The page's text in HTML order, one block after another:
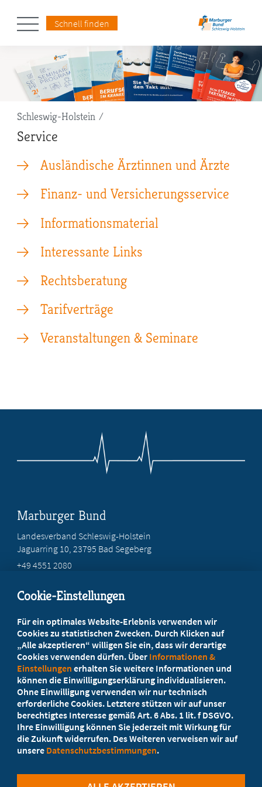
Schnell finden
Pfadnavigation
Schleswig-Holstein
Service
Ausländische Ärztinnen und Ärzte
Finanz- und Versicherungsservice
Informationsmaterial
Interessante Links
Rechtsberatung
Tarifverträge
Veranstaltungen & Seminare
Marburger Bund
Landesverband Schleswig-Holstein
Jaguarring 10 , 23795 Bad Segeberg
+49 4551 2080
Ihr Landesverband berät Sie!
Ansprechpartner
Werden Sie jetzt Mitglied
5 Vorteile einer MB-Mitgliedschaft
Cookie-Einstellungen
Für ein optimales Website-Erlebnis verwenden wir
Cookies zu statistischen Zwecken. Durch Klicken auf
„Alle akzeptieren“ willigen Sie ein, dass wir derartige
Cookies verwenden dürfen. Über Informationen &
Einstellungen erhalten Sie weitere Informationen und
können die Einwilligungserklärung individualisieren.
Ohne Einwilligung verwenden wir nur technisch
erforderliche Cookies. Letztere stützen wir auf unser
berechtigtes Interesse gemäß Art. 6 Abs. 1 lit. f DSGVO.
Ihre Einwilligung können Sie jederzeit mit Wirkung für
die Zukunft widerrufen. Des Weiteren verweisen wir auf
unsere Datenschutzbestimmungen.